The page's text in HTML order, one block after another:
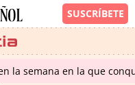
la semana en la que